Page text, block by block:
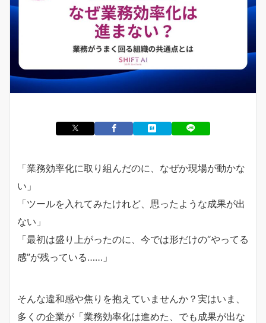
「業務効率化に取り組んだのに、なぜか現場が動かな
い」
「ツールを入れてみたけれど、思ったような成果が出
ない」
「最初は盛り上がったのに、今では形だけの“やってる
感”が残っている……」
そんな違和感や焦りを抱えていませんか？実はいま、
多くの企業が「業務効率化は進めた、でも成果が出な